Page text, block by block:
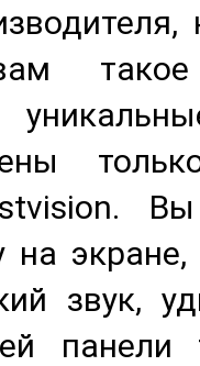
на экране,
звук,
панели